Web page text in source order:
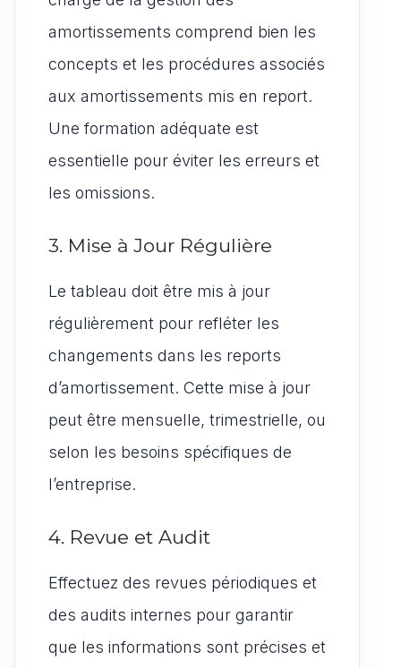
amortissements comprend bien les
concepts et les procédures associés
aux amortissements mis en report.
Une formation adéquate est
essentielle pour éviter les erreurs et
les omissions.
3. Mise à Jour Régulière
Le tableau doit être mis à jour
régulièrement pour refléter les
changements dans les reports
d’amortissement. Cette mise à jour
peut être mensuelle, trimestrielle, ou
selon les besoins spécifiques de
l’entreprise.
4. Revue et Audit
Effectuez des revues périodiques et
des audits internes pour garantir
que les informations sont précises et